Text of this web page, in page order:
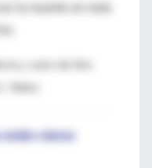
la muerte en esta
claros